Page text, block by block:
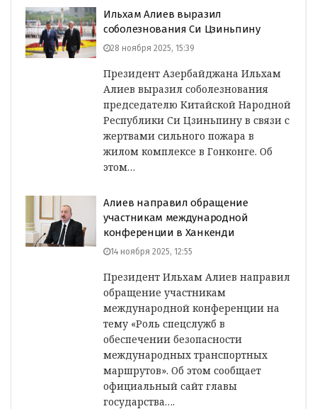
Ильхам Алиев выразил
соболезнования Си Цзиньпину
28 ноября 2025, 15:39
Президент Азербайджана Ильхам
Алиев выразил соболезнования
председателю Китайской Народной
Республики Си Цзиньпину в связи с
жертвами сильного пожара в
жилом комплексе в Гонконге. Об
этом…
Алиев направил обращение
участникам международной
конференции в Ханкенди
14 ноября 2025, 12:55
Президент Ильхам Алиев направил
обращение участникам
международной конференции на
тему «Роль спецслужб в
обеспечении безопасности
международных транспортных
маршрутов». Об этом сообщает
официальный сайт главы
государства….